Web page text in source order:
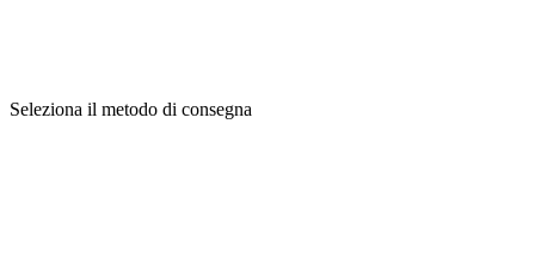
Seleziona il metodo di consegna